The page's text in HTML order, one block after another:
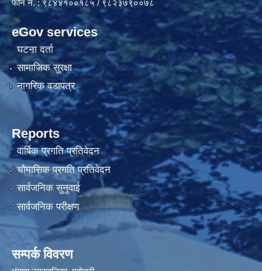
फोन नं. : ९८४४१००१८५ / ९८२३७९००७८
eGov services
घटना दर्ता
सामाजिक सुरक्षा
नागरिक वडापत्र
Reports
वार्षिक प्रगति प्रतिवेदन
चौमासिक प्रगति प्रतिवेदन
सार्वजनिक सुनुवाई
सार्वजनिक परीक्षण
सम्पर्क विवरण